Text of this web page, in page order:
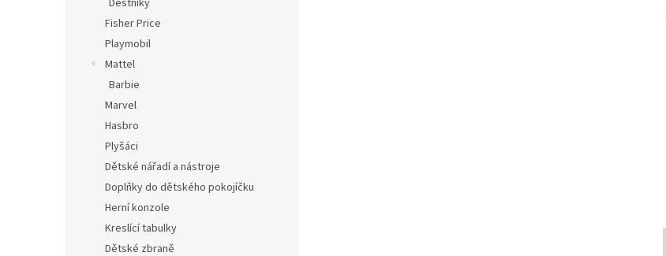
Deštníky
Fisher Price
Playmobil
Mattel
Barbie
Marvel
Hasbro
Plyšáci
Dětské nářadí a nástroje
Doplňky do dětského pokojíčku
Herní konzole
Kreslící tabulky
Dětské zbraně